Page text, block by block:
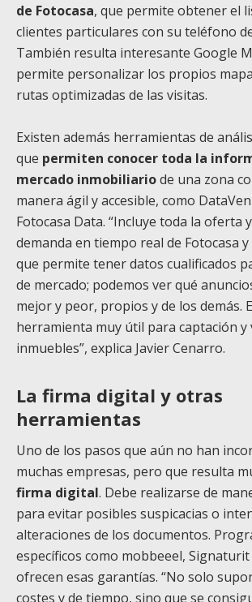
de Fotocasa, que permite obtener el
clientes particulares con su teléfono
También resulta interesante Google
permite personalizar los propios
rutas optimizadas de las visitas.
Existen además herramientas de
que permiten conocer toda la
mercado inmobiliariode una zona
manera ágil y accesible, como
Fotocasa Data. “Incluye toda la oferta
demanda en tiempo real de Fotocasa
que permite tener datos cualificados
de mercado; podemos ver qué
mejor y peor, propios y de los demás.
herramienta muy útil para captación y
inmuebles”, explica Javier Cenarro.
La firma digital y otras
herramientas
Uno de los pasos que aún no han
muchas empresas, pero que resulta
firma digital. Debe realizarse de
para evitar posibles suspicacias o
alteraciones de los documentos.
específicos como mobbeeel,
ofrecen esas garantías. “No solo
costes y de tiempo, sino que se